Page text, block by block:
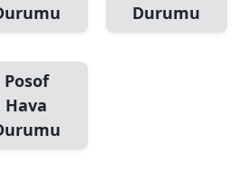
Durumu
Posof
Hava